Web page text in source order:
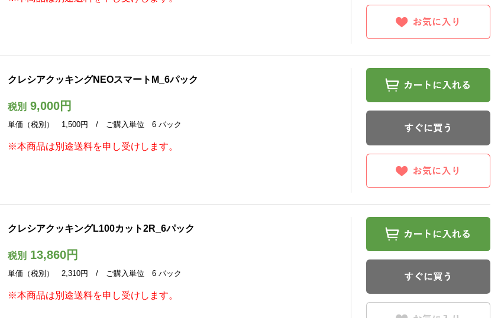
クレシアクッキングNEOスマートM_6パック
税別9,000円
単価（税別） 1,500円 / ご購入単位 6 パック
※本商品は別途送料を申し受けします。
クレシアクッキングL100カット2R_6パック
税別13,860円
単価（税別） 2,310円 / ご購入単位 6 パック
※本商品は別途送料を申し受けします。